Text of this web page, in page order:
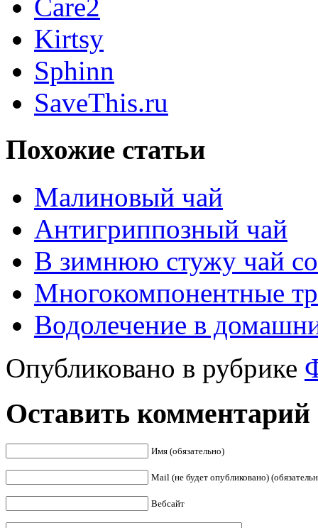
Care2
Kirtsy
Sphinn
SaveThis.ru
Похожие статьи
Малиновый чай
Антигриппозный чай
В зимнюю стужу чай
Многокомпонентные
Водолечение в
Опубликовано в рубрике
Оставить комментарий
Имя (обязательно)
Mail (не будет опубликовано)
Вебсайт